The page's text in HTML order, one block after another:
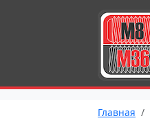
Главная